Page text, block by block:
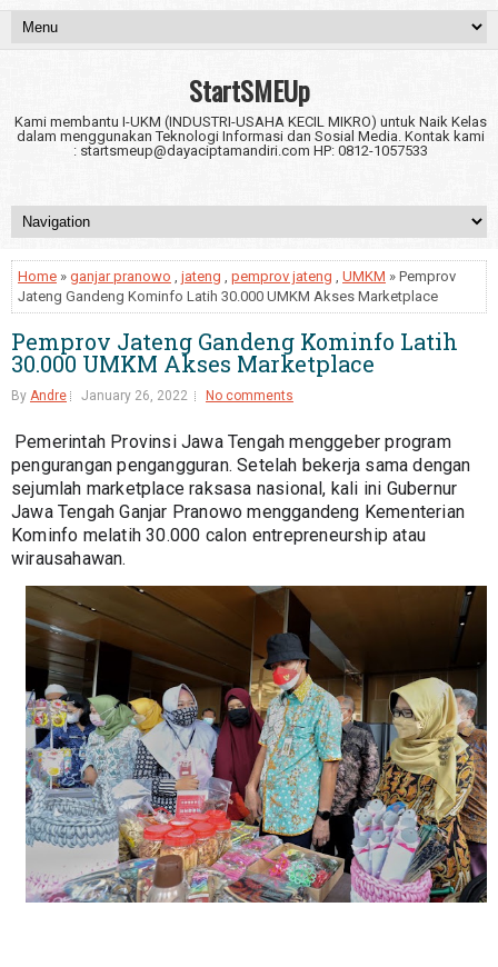
StartSMEUp
Kami membantu I-UKM (INDUSTRI-USAHA KECIL MIKRO) untuk Naik Kelas
dalam menggunakan Teknologi Informasi dan Sosial Media. Kontak kami
: startsmeup@dayaciptamandiri.com HP: 0812-1057533
Home » ganjar pranowo , jateng , pemprov jateng , UMKM » Pemprov
Jateng Gandeng Kominfo Latih 30.000 UMKM Akses Marketplace
Pemprov Jateng Gandeng Kominfo Latih
30.000 UMKM Akses Marketplace
By Andre January 26, 2022 No comments
Pemerintah Provinsi Jawa Tengah menggeber program
pengurangan pengangguran. Setelah bekerja sama dengan
sejumlah marketplace raksasa nasional, kali ini Gubernur
Jawa Tengah Ganjar Pranowo menggandeng Kementerian
Kominfo melatih 30.000 calon entrepreneurship atau
wirausahawan.